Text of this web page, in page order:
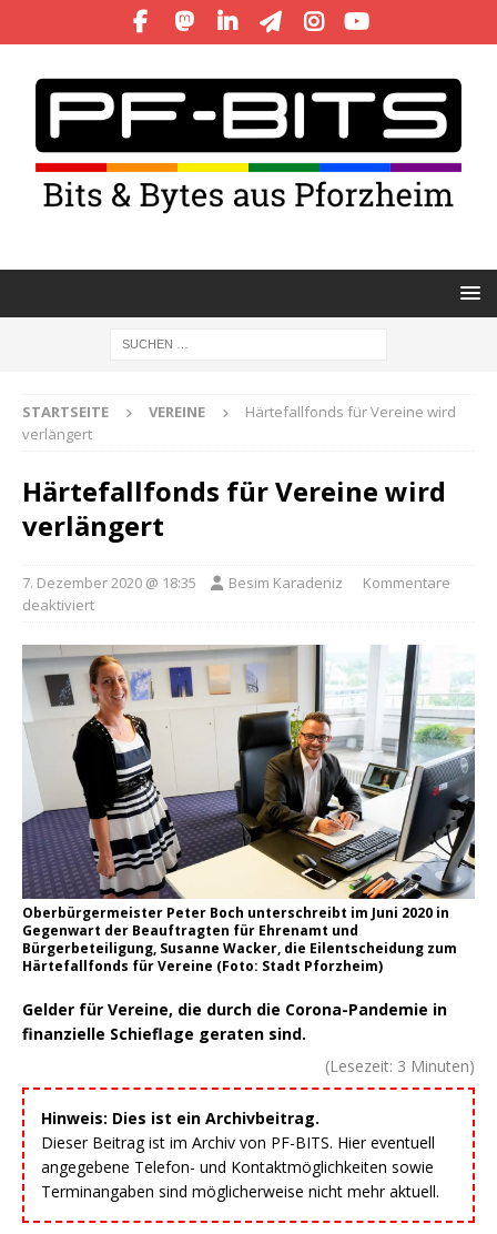
STARTSEITE VEREINE
Härtefallfonds für Vereine wird
verlängert
Härtefallfonds für Vereine wird
verlängert
7. Dezember 2020 @ 18:35 Besim Karadeniz
Kommentare
deaktiviert
Oberbürgermeister Peter Boch unterschreibt im Juni 2020 in
Gegenwart der Beauftragten für Ehrenamt und
Bürgerbeteiligung, Susanne Wacker, die Eilentscheidung zum
Härtefallfonds für Vereine (Foto: Stadt Pforzheim)
Gelder für Vereine, die durch die Corona-Pandemie in
finanzielle Schieflage geraten sind.
(Lesezeit: 3 Minuten)
Hinweis: Dies ist ein Archivbeitrag.
Dieser Beitrag ist im Archiv von PF-BITS. Hier eventuell
angegebene Telefon- und Kontaktmöglichkeiten sowie
Terminangaben sind möglicherweise nicht mehr aktuell.